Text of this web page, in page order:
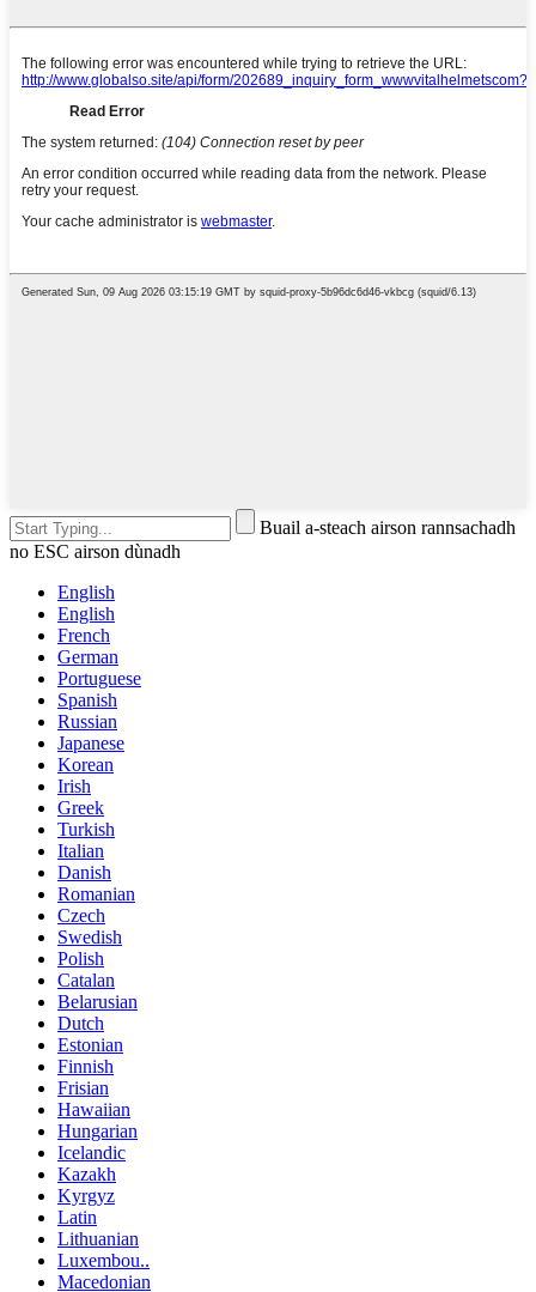
Buail a-steach airson rannsachadh
no ESC airson dùnadh
English
English
French
German
Portuguese
Spanish
Russian
Japanese
Korean
Irish
Greek
Turkish
Italian
Danish
Romanian
Czech
Swedish
Polish
Catalan
Belarusian
Dutch
Estonian
Finnish
Frisian
Hawaiian
Hungarian
Icelandic
Kazakh
Kyrgyz
Latin
Lithuanian
Luxembou..
Macedonian